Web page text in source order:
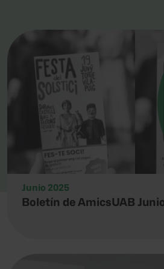
Junio 2025
Boletín de AmicsUAB